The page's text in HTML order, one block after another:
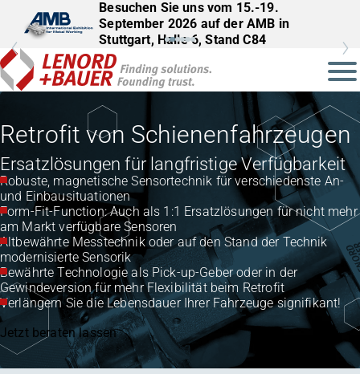
Besuchen Sie uns vom 15.-19.
September 2026 auf der AMB in
Stuttgart, Halle 6, Stand C84
Besuchen Sie uns vom 22.–25.
September 2026 auf der InnoTrans in
Berlin, Halle 27, Stand 561
Retrofit von Schienenfahrzeugen
Ersatzlösungen für langfristige Verfügbarkeit
Robuste, magnetische Sensortechnik für verschiedenste An-
und Einbausituationen
Form-Fit-Function: Auch als 1:1 Ersatzlösungen für nicht mehr
am Markt verfügbare Sensoren
Altbewährte Messtechnik oder auf den Stand der Technik
modernisierte Sensorik
Bewährte Technologie als Pick-up-Geber oder in der
Gewindeversion für mehr Flexibilität beim Retrofit
Verlängern Sie die Lebensdauer Ihrer Fahrzeuge signifikant!
Jetzt beraten lassen